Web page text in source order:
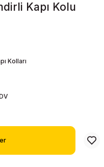
Kapı Kolu
Kolları